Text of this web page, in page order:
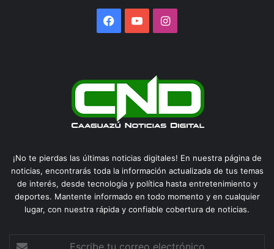
FacebookYouTubeInstagram
¡No te pierdas las últimas noticias digitales! En nuestra página de
noticias, encontrarás toda la información actualizada de tus temas
de interés, desde tecnología y política hasta entretenimiento y
deportes. Mantente informado en todo momento y en cualquier
lugar, con nuestra rápida y confiable cobertura de noticias.